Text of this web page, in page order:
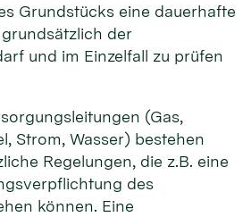
Grundstücks eine dauerhafte
der
und im Einzelfall zu prüfen
(Gas,
Strom, Wasser) bestehen
Regelungen, die z.B. eine
des
können. Eine